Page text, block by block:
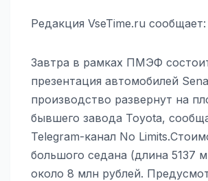
Редакция VseTime.ru сообщает:
Завтра в рамках ПМЭФ
презентация автомобилей
производство развернут на
бывшего завода Toyota,
Telegram-канал No
большого седана (длина 5137
около 8 млн рублей.